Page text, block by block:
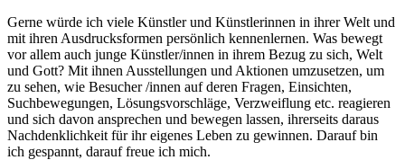
Gerne würde ich viele Künstler und Künstlerinnen in ihrer Welt und
mit ihren Ausdrucksformen persönlich kennenlernen. Was bewegt
vor allem auch junge Künstler/innen in ihrem Bezug zu sich, Welt
und Gott? Mit ihnen Ausstellungen und Aktionen umzusetzen, um
zu sehen, wie Besucher /innen auf deren Fragen, Einsichten,
Suchbewegungen, Lösungsvorschläge, Verzweiflung etc. reagieren
und sich davon ansprechen und bewegen lassen, ihrerseits daraus
Nachdenklichkeit für ihr eigenes Leben zu gewinnen. Darauf bin
ich gespannt, darauf freue ich mich.